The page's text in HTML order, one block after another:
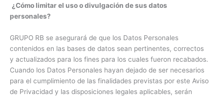
¿Cómo limitar el uso o divulgación de sus datos
personales?
GRUPO RB se asegurará de que los Datos Personales
contenidos en las bases de datos sean pertinentes, correctos
y actualizados para los fines para los cuales fueron recabados.
Cuando los Datos Personales hayan dejado de ser necesarios
para el cumplimiento de las finalidades previstas por este Aviso
de Privacidad y las disposiciones legales aplicables, serán